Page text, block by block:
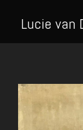
Lucie van